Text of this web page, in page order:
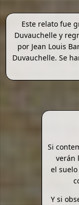
Este relato fue
Duvauchelle y
por Jean Louis
Duvauchelle. Se
Si
verán
el
Y si